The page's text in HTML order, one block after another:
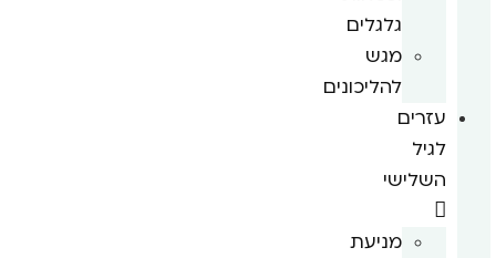
גלגלים
מגש
להליכונים
עזרים
לגיל
השלישי
מניעת